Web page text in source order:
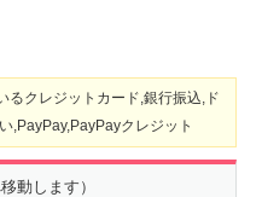
るクレジットカード,銀行振込,ド
,PayPay,PayPayクレジット
動します）